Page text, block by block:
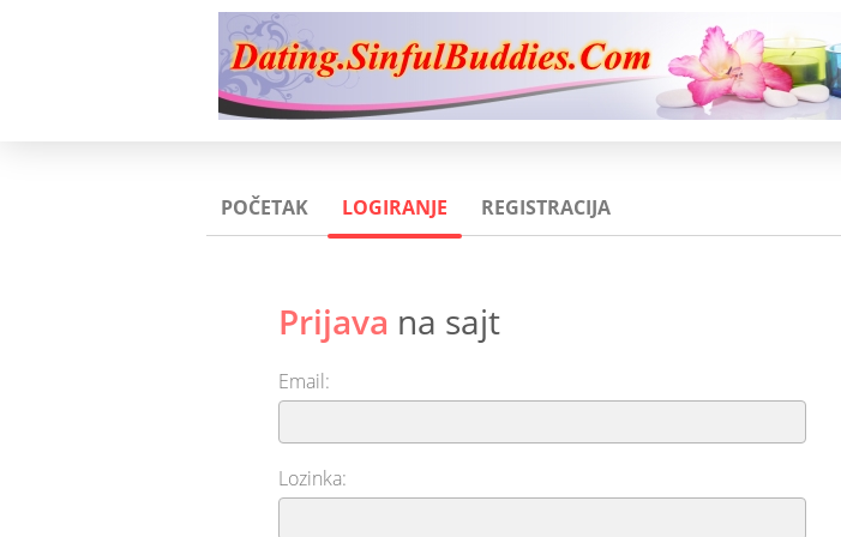
POČETAK LOGIRANJE REGISTRACIJA
Prijava na sajt
Email:
Lozinka: